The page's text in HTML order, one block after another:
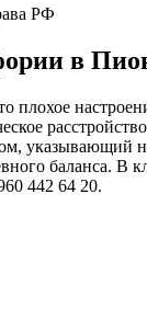
РФ
в
указывающий
баланса.
442 64 20.